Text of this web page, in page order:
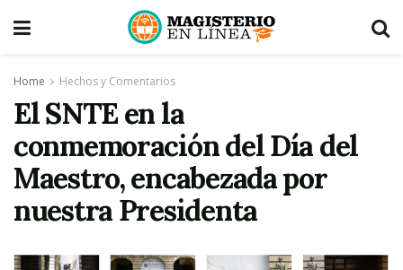
Home Hechos y Comentarios
El SNTE en la
conmemoración del Día del
Maestro, encabezada por
nuestra Presidenta